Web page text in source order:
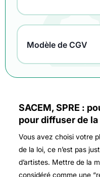
Modèle de CGV
SACEM, SPRE :
pour diffuser de la
Vous avez choisi votre
de la loi, ce n’est pas
d’artistes. Mettre de la
considéré comme une